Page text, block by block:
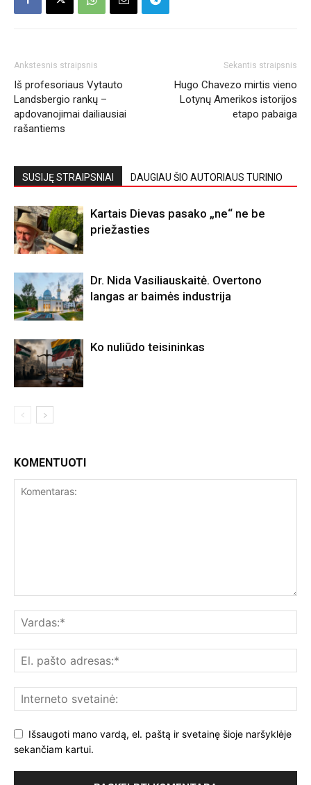
Ankstesnis straipsnis
Iš profesoriaus Vytauto
Landsbergio rankų –
apdovanojimai dailiausiai
rašantiems
Sekantis straipsnis
Hugo Chavezo mirtis vieno
Lotynų Amerikos istorijos
etapo pabaiga
SUSIJĘ STRAIPSNIAI DAUGIAU ŠIO AUTORIAUS TURINIO
Kartais Dievas pasako „ne“ ne be
priežasties
Dr. Nida Vasiliauskaitė. Overtono
langas ar baimės industrija
Ko nuliūdo teisininkas
KOMENTUOTI
Išsaugoti mano vardą, el. paštą ir svetainę šioje naršyklėje
sekančiam kartui.